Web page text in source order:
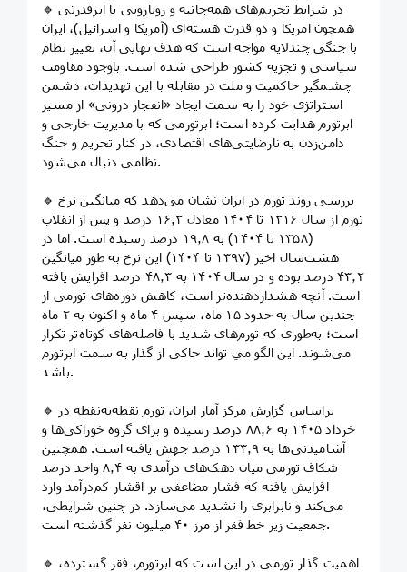
🔹 در شرایط تحریم‌های همه‌جانبه و رویارویی با ابرقدرتی
همچون امريكا و دو قدرت هسته‌ای (آمریکا و اسرائیل)، ایران
با جنگی چندلایه مواجه است که هدف نهایی آن، تغییر نظام
سیاسی و تجزیه کشور طراحی شده است. باوجود مقاومت
چشمگیر حاکمیت و ملت در مقابله با این تهدیدات، دشمن
استراتژی خود را به سمت ایجاد «انفجار درونی» از مسیر
ابرتورم هدایت کرده است؛ ابرتورمی که با مدیریت خارجی و
دامن‌زدن به نارضایتی‌های اقتصادی، در کنار تحریم و جنگ
نظامی دنبال می‌شود.
🔹 بررسی روند تورم در ایران نشان می‌دهد که میانگین نرخ
تورم از سال ۱۳۱۶ تا ۱۴۰۴ معادل ۱۶٫۳ درصد و پس از انقلاب
(۱۳۵۸ تا ۱۴۰۴) به ۱۹٫۸ درصد رسیده است. اما در
هشت‌سال اخیر (۱۳۹۷ تا ۱۴۰۴) این نرخ به طور میانگین
۴۳٫۲ درصد بوده و در سال ۱۴۰۴ به ۴۸٫۳ درصد افزایش یافته
است. آنچه هشداردهنده‌تر است، کاهش دوره‌های تورمی از
چندین سال به حدود ۱۵ ماه، سپس ۴ ماه و اکنون به ۲ ماه
است؛ به‌طوری که تورم‌های شدید با فاصله‌های کوتاه‌تر تکرار
می‌شوند. این الگو مي تواند حاکی از گذار به سمت ابرتورم
باشد.
🔹 براساس گزارش مرکز آمار ایران، تورم نقطه‌به‌نقطه در
خرداد ۱۴۰۵ به ۸۸٫۶ درصد رسیده و برای گروه خوراکی‌ها و
آشامیدنی‌ها به ۱۳۳٫۹ درصد جهش یافته است. همچنین
شکاف تورمی میان دهک‌های درآمدی به ۸٫۴ واحد درصد
افزایش یافته که فشار مضاعفی بر اقشار کم‌درآمد وارد
می‌کند و نابرابری را تشدید می‌سازد. در چنین شرایطی،
جمعیت زیر خط فقر از مرز ۴۰ میلیون نفر گذشته است.
🔹 اهمیت گذار تورمی در این است که ابرتورم، فقر گسترده،